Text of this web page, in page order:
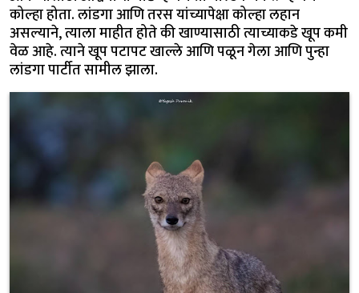
कोल्हा होता. लांडगा आणि तरस यांच्यापेक्षा कोल्हा लहान
असल्याने, त्याला माहीत होते की खाण्यासाठी त्याच्याकडे खूप कमी
वेळ आहे. त्याने खूप पटापट खाल्ले आणि पळून गेला आणि पुन्हा
लांडगा पार्टीत सामील झाला.